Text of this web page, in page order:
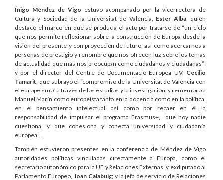
Íñigo Méndez de Vigo estuvo acompañado por la vicerrectora de
Cultura y Sociedad de la Universitat de València, Ester Alba, quién
destacó el marco en que se producía el acto por tratarse de “un ciclo
que nos permite reflexionar sobre la construcción de Europa desde la
visión del presente y con proyección de futuro, así como acercarnos a
personas de prestigio y renombre que nos ofrecen luz sobre los temas
de actualidad que más nos preocupan como ciudadanos y ciudadanas”;
y por el director del Centre de Documentació Europea UV, Cecilio
Tamarit, que subrayó el “compromiso de la Universitat de València con
el europeísmo” a través de los estudios y la investigación, y rememoró a
Manuel Marín como europeísta tanto en la docencia como en la política,
en el pensamiento intelectual, así como por recaer en él la
responsabilidad de impulsar el programa Erasmus+, “que hoy nadie
cuestiona, y que cohesiona y conecta universidad y ciudadanía
europea”.
También estuvieron presentes en la conferencia de Méndez de Vigo
autoridades políticas vinculadas directamente a Europa, como el
secretario autonómico para la UE y Relaciones Externas, y exdiputado al
Parlamento Europeo, Joan Calabuig; y la jefa de servicio de Relaciones